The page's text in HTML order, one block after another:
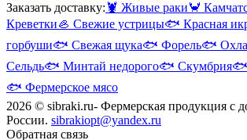
Заказать доставку: 🦞 Живые раки🦀
Креветки🦪 Свежие устрицы🐟 Красная
горбуши🐟 Свежая щука🐟 Форель🐟
Сельдь🐟 Минтай недорого🐟 Скумбрия🐟
🐟 Фермерское мясо
2026 © sibraki.ru- Фермерская продукция с
России. sibrakiopt@yandex.ru
Обратная связь